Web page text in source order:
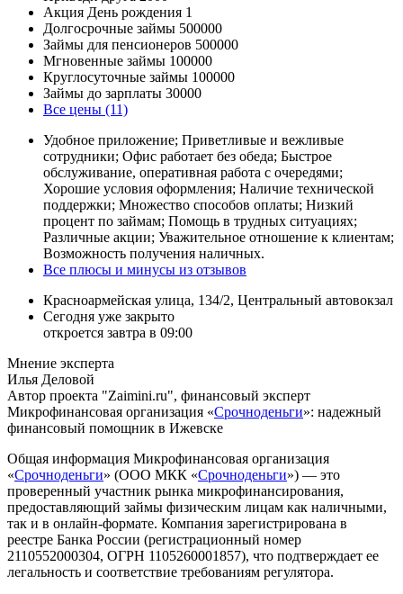
Акция День рождения 1
Долгосрочные займы 500000
Займы для пенсионеров 500000
Мгновенные займы 100000
Круглосуточные займы 100000
Займы до зарплаты 30000
Все цены (11)
Удобное приложение; Приветливые и вежливые
сотрудники; Офис работает без обеда; Быстрое
обслуживание, оперативная работа с очередями;
Хорошие условия оформления; Наличие технической
поддержки; Множество способов оплаты; Низкий
процент по займам; Помощь в трудных ситуациях;
Различные акции; Уважительное отношение к клиентам;
Возможность получения наличных.
Все плюсы и минусы из отзывов
Красноармейская улица, 134/2, Центральный автовокзал
Сегодня уже закрыто
откроется завтра в 09:00
Мнение эксперта
Илья Деловой
Автор проекта "Zaimini.ru", финансовый эксперт
Микрофинансовая организация «Срочноденьги»: надежный
финансовый помощник в Ижевске
Общая информация Микрофинансовая организация
«Срочноденьги» (ООО МКК «Срочноденьги») — это
проверенный участник рынка микрофинансирования,
предоставляющий займы физическим лицам как наличными,
так и в онлайн-формате. Компания зарегистрирована в
реестре Банка России (регистрационный номер
2110552000304, ОГРН 1105260001857), что подтверждает ее
легальность и соответствие требованиям регулятора.